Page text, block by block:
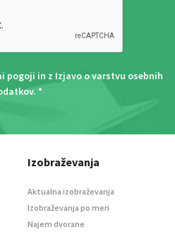
pogoji in z Izjavo o varstvu osebnih
. *
Izobraževanja
Aktualna izobraževanja
Izobraževanja po meri
Najem dvorane